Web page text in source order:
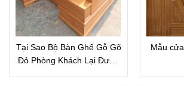
Tại Sao Bộ Bàn Ghế Gỗ Gõ
Đỏ Phòng Khách Lại Được
Mẫu